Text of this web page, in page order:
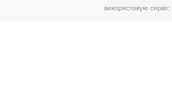
використовую